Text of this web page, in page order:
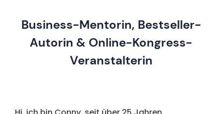
Business-Mentorin, Bestseller-
Autorin & Online-Kongress-
Veranstalterin